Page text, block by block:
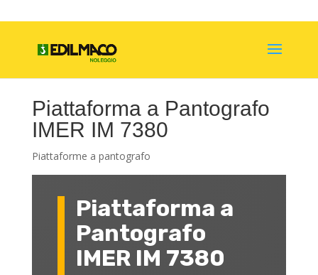
Piattaforma a Pantografo
IMER IM 7380
Piattaforme a pantografo
Piattaforma a
Pantografo
IMER IM 7380